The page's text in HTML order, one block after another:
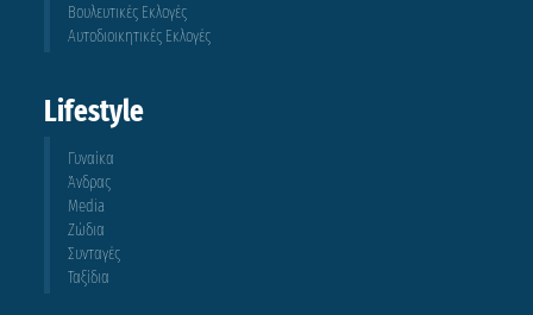
Βουλευτικές Εκλογές
Αυτοδιοικητικές Εκλογές
Lifestyle
Γυναίκα
Άνδρας
Media
Ζώδια
Συνταγές
Ταξίδια